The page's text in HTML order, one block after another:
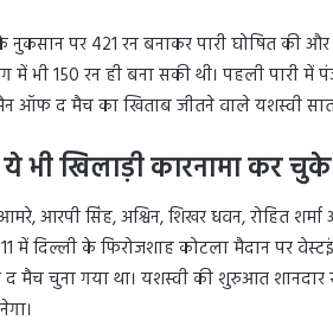
नुकसान पर 421 रन बनाकर पारी घोषित की
में भी 150 रन ही बना सकी थी। पहली पारी में
ऑफ द मैच का खिताब जीतने वाले यशस्वी
भी खिलाड़ी कारनामा कर चुके
आरपी सिंह, अश्विन, शिखर धवन, रोहित
में दिल्ली के फिरोजशाह कोटला मैदान पर
मैच चुना गया था। यशस्वी की शुरुआत